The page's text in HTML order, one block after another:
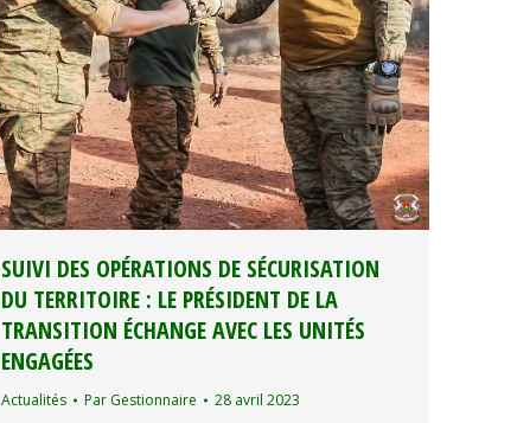
SUIVI DES OPÉRATIONS DE SÉCURISATION
DU TERRITOIRE : LE PRÉSIDENT DE LA
TRANSITION ÉCHANGE AVEC LES UNITÉS
ENGAGÉES
Actualités Par Gestionnaire 28 avril 2023